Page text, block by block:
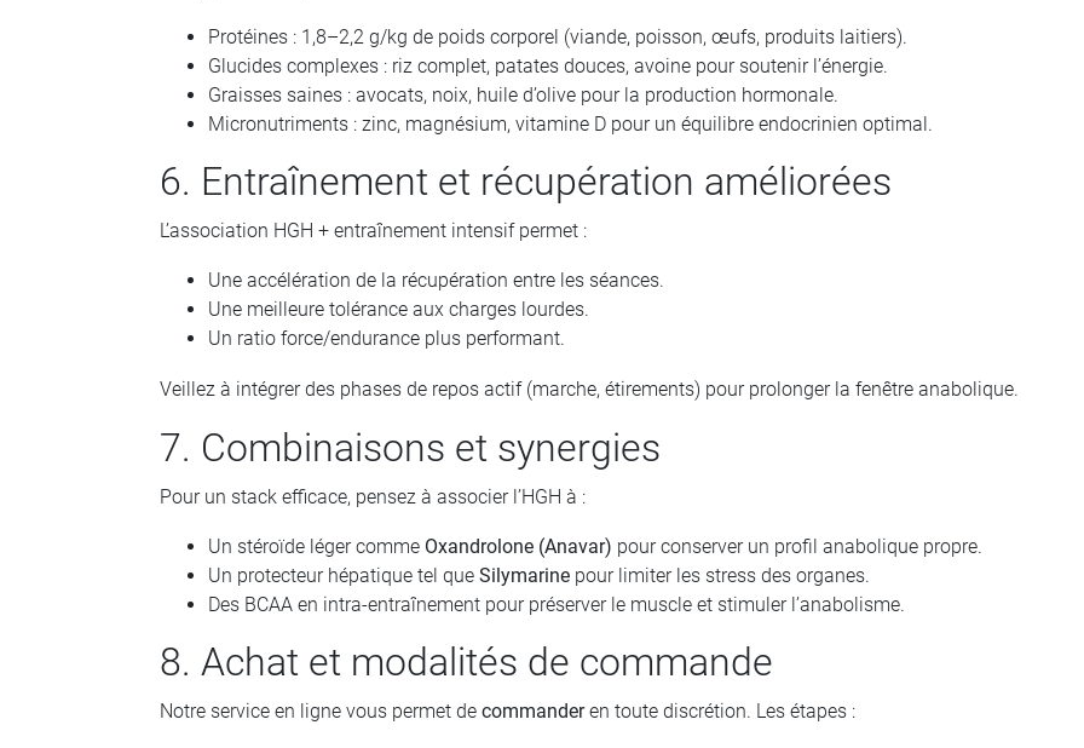
Protéines : 1,8–2,2 g/kg de poids corporel (viande, poisson, œufs, produits laitiers).
Glucides complexes : riz complet, patates douces, avoine pour soutenir l’énergie.
Graisses saines : avocats, noix, huile d’olive pour la production hormonale.
Micronutriments : zinc, magnésium, vitamine D pour un équilibre endocrinien optimal.
6. Entraînement et récupération améliorées
L’association HGH + entraînement intensif permet :
Une accélération de la récupération entre les séances.
Une meilleure tolérance aux charges lourdes.
Un ratio force/endurance plus performant.
Veillez à intégrer des phases de repos actif (marche, étirements) pour prolonger la fenêtre anabolique.
7. Combinaisons et synergies
Pour un stack efficace, pensez à associer l’HGH à :
Un stéroïde léger comme Oxandrolone (Anavar) pour conserver un profil anabolique propre.
Un protecteur hépatique tel que Silymarine pour limiter les stress des organes.
Des BCAA en intra-entraînement pour préserver le muscle et stimuler l’anabolisme.
8. Achat et modalités de commande
Notre service en ligne vous permet de commanderen toute discrétion. Les étapes :